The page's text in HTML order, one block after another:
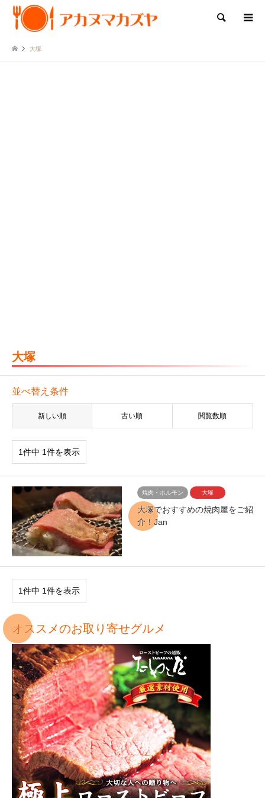
検索
大塚
大塚
並べ替え条件
新しい順 古い順 閲覧数順
1件中 1件を表示
焼肉・ホルモン 大塚
大塚でおすすめの焼肉屋をご紹
介！Jan
1件中 1件を表示
オススメのお取り寄せグルメ